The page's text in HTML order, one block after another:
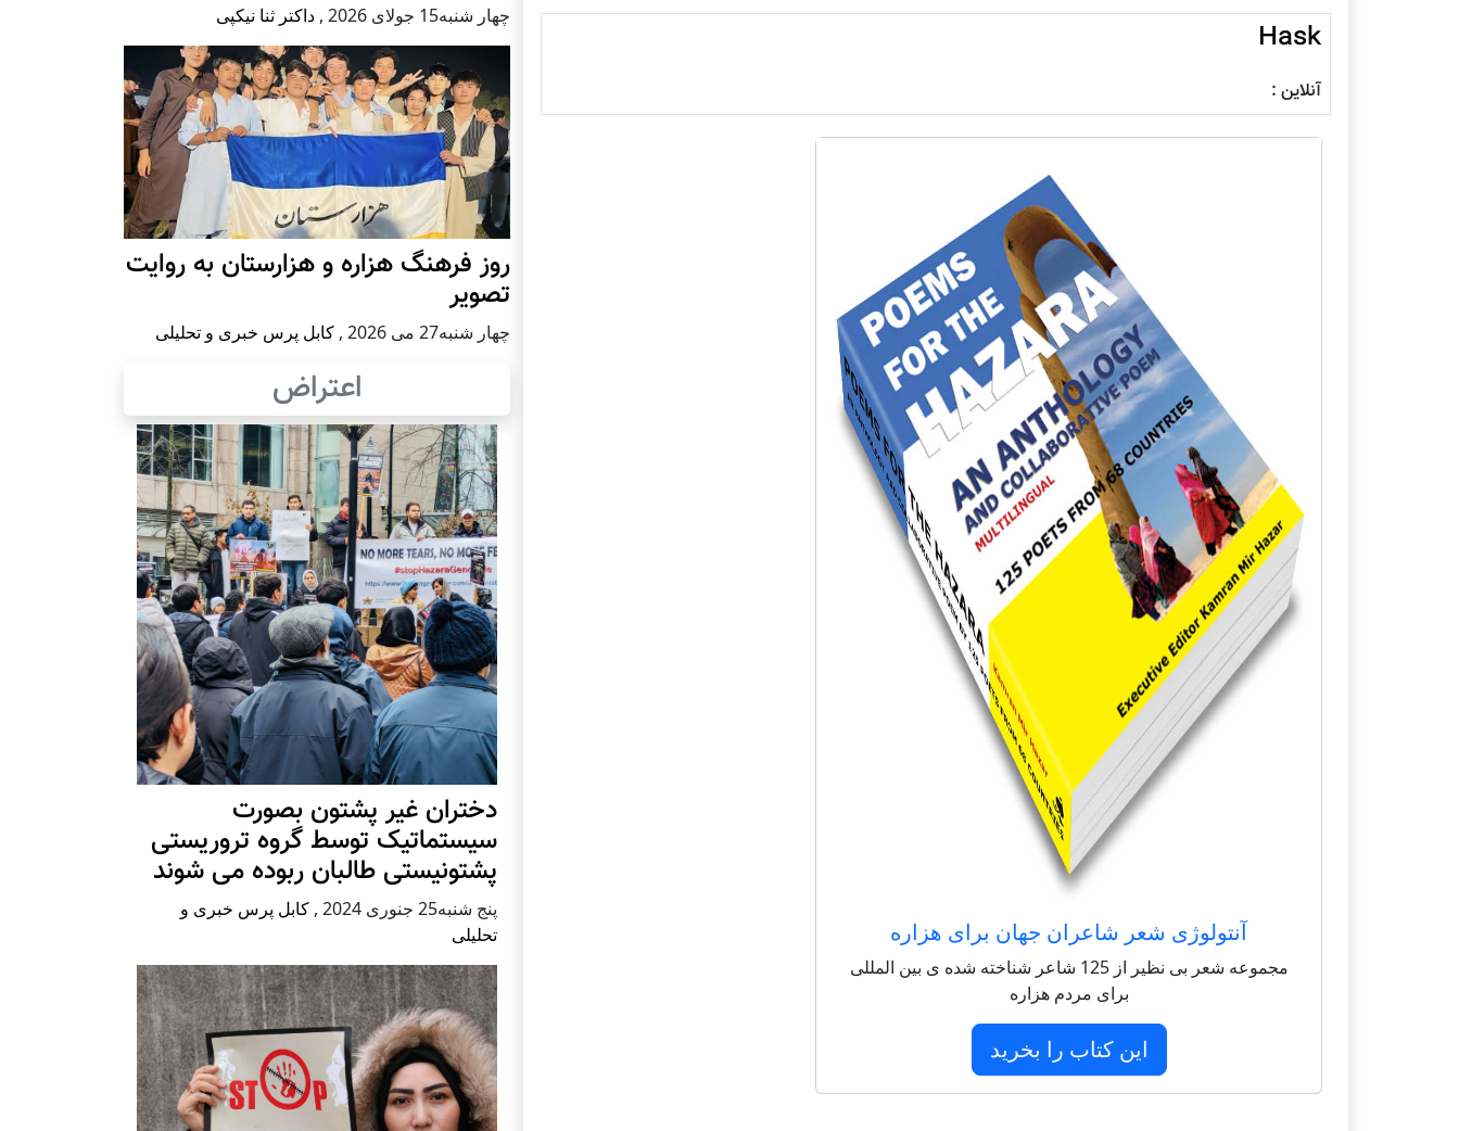
Hask
آنلاین :
آنتولوژی شعر شاعران جهان برای هزاره
مجموعه شعر بی نظیر از 125 شاعر شناخته شده ی بین المللی
برای مردم هزاره
این کتاب را بخرید
چهار شنبه15 جولای 2026 , داکتر ثنا نیکپی
روز فرهنگ هزاره و هزارستان به روایت
تصویر
چهار شنبه27 می 2026 , کابل پرس خبری و تحلیلی
اعتراض
دختران غیر پشتون بصورت
سیستماتیک توسط گروه تروریستی
پشتونیستی طالبان ربوده می شوند
پنج شنبه25 جنوری 2024 , کابل پرس خبری و
تحلیلی